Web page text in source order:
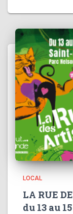
LOCAL
LA RUE
du 13 au